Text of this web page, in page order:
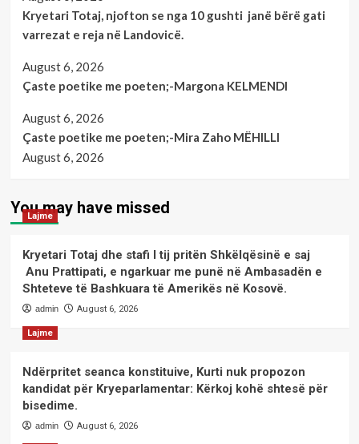
Kryetari Totaj, njofton se nga 10 gushti janë bërë gati
varrezat e reja në Landovicë.
August 6, 2026
Çaste poetike me poeten;-Margona KELMENDI
August 6, 2026
Çaste poetike me poeten;-Mira Zaho MËHILLI
August 6, 2026
You may have missed
Lajme
Kryetari Totaj dhe stafi I tij pritën Shkëlqësinë e saj
Anu Prattipati, e ngarkuar me punë në Ambasadën e
Shteteve të Bashkuara të Amerikës në Kosovë.
admin August 6, 2026
Lajme
Ndërpritet seanca konstituive, Kurti nuk propozon
kandidat për Kryeparlamentar: Kërkoj kohë shtesë për
bisedime.
admin August 6, 2026